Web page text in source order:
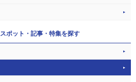
スポット・記事・特集を探す